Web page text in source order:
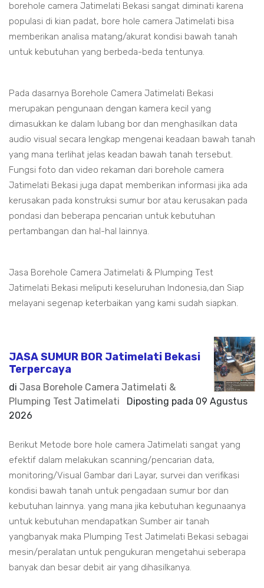
borehole camera Jatimelati Bekasi sangat diminati karena
populasi di kian padat, bore hole camera Jatimelati bisa
memberikan analisa matang/akurat kondisi bawah tanah
untuk kebutuhan yang berbeda-beda tentunya.
Pada dasarnya Borehole Camera Jatimelati Bekasi
merupakan pengunaan dengan kamera kecil yang
dimasukkan ke dalam lubang bor dan menghasilkan data
audio visual secara lengkap mengenai keadaan bawah tanah
yang mana terlihat jelas keadan bawah tanah tersebut.
Fungsi foto dan video rekaman dari borehole camera
Jatimelati Bekasi juga dapat memberikan informasi jika ada
kerusakan pada konstruksi sumur bor atau kerusakan pada
pondasi dan beberapa pencarian untuk kebutuhan
pertambangan dan hal-hal lainnya.
Jasa Borehole Camera Jatimelati & Plumping Test
Jatimelati Bekasi meliputi keseluruhan Indonesia,dan Siap
melayani segenap keterbaikan yang kami sudah siapkan.
JASA SUMUR BOR Jatimelati Bekasi
Terpercaya
di Jasa Borehole Camera Jatimelati &
Plumping Test Jatimelati
Diposting pada 09 Agustus
2026
Berikut Metode bore hole camera Jatimelati sangat yang
efektif dalam melakukan scanning/pencarian data,
monitoring/Visual Gambar dari Layar, survei dan verifikasi
kondisi bawah tanah untuk pengadaan sumur bor dan
kebutuhan lainnya. yang mana jika kebutuhan kegunaanya
untuk kebutuhan mendapatkan Sumber air tanah
yangbanyak maka Plumping Test Jatimelati Bekasi sebagai
mesin/peralatan untuk pengukuran mengetahui seberapa
banyak dan besar debit air yang dihasilkanya.